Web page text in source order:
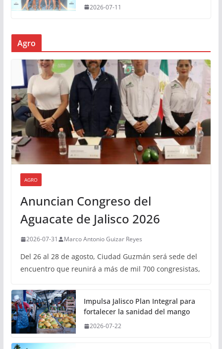
2026-07-11
Agro
AGRO
Anuncian Congreso del
Aguacate de Jalisco 2026
2026-07-31 Marco Antonio Guizar Reyes
Del 26 al 28 de agosto, Ciudad Guzmán será sede del
encuentro que reunirá a más de mil 700 congresistas,
Impulsa Jalisco Plan Integral para
fortalecer la sanidad del mango
2026-07-22